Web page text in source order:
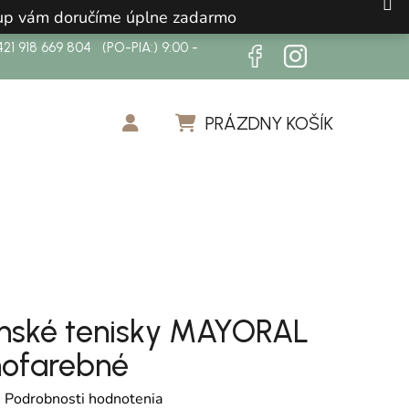
vám doručíme úplne zadarmo
918 669 804 (PO-PIA:) 9:00 -
PRÁZDNY KOŠÍK
tenisky MAYORAL
produktu je 0,0 z 5 hviezdičiek.
Podrobnosti hodnotenia